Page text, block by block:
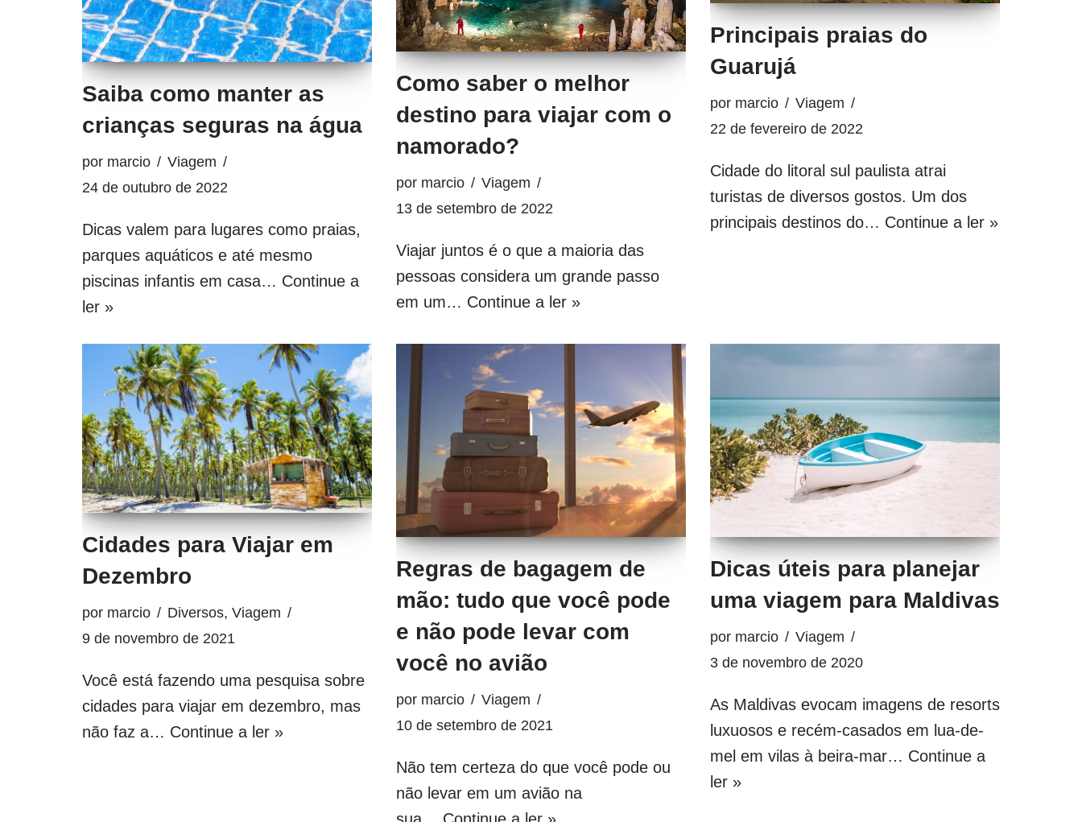
Saiba como manter as
crianças seguras na água
por marcio
Viagem
24 de outubro de 2022
Dicas valem para lugares como praias,
parques aquáticos e até mesmo
piscinas infantis em casa… Continue a
ler »
Como saber o melhor
destino para viajar com o
namorado?
por marcio
Viagem
13 de setembro de 2022
Viajar juntos é o que a maioria das
pessoas considera um grande passo
em um… Continue a ler »
Principais praias do
Guarujá
por marcio
Viagem
22 de fevereiro de 2022
Cidade do litoral sul paulista atrai
turistas de diversos gostos. Um dos
principais destinos do… Continue a ler »
Cidades para Viajar em
Dezembro
por marcio Diversos, Viagem
9 de novembro de 2021
Você está fazendo uma pesquisa sobre
cidades para viajar em dezembro, mas
não faz a… Continue a ler »
Regras de bagagem de
mão: tudo que você pode
e não pode levar com
você no avião
por marcio
Viagem
10 de setembro de 2021
Não tem certeza do que você pode ou
não levar em um avião na
Dicas úteis para planejar
uma viagem para Maldivas
por marcio
Viagem
3 de novembro de 2020
As Maldivas evocam imagens de resorts
luxuosos e recém-casados ​​em lua-de-
mel em vilas à beira-mar… Continue a
ler »